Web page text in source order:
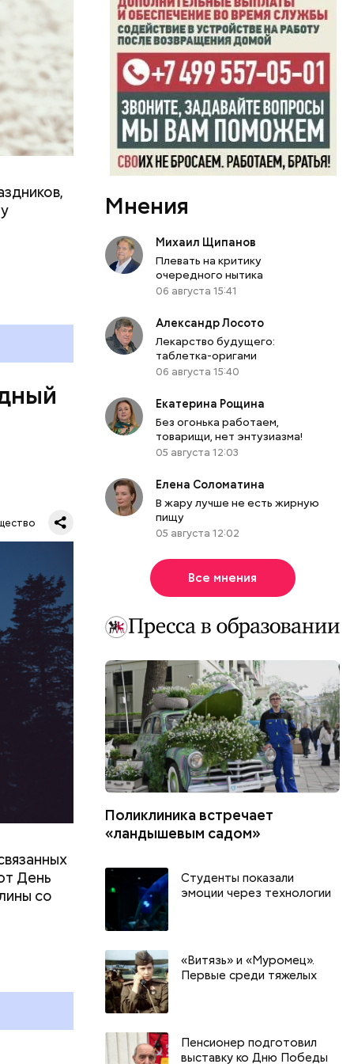
День
со
— в
Мнения
Михаил Щипанов
Плевать на критику
очередного нытика
06 августа 15:41
Александр Лосото
Лекарство будущего:
таблетка-оригами
06 августа 15:40
Екатерина Рощина
Без огонька работаем,
товарищи, нет энтузиазма!
05 августа 12:03
Елена Соломатина
В жару лучше не есть жирную
пищу
05 августа 12:02
Все мнения
Поликлиника встречает
«ландышевым садом»
Студенты показали
эмоции через технологии
«Витязь» и «Муромец».
Первые среди тяжелых
Пенсионер подготовил
выставку ко Дню Победы